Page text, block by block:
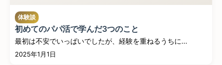
体験談
初めてのパパ活で学んだ3つのこと
最初は不安でいっぱいでしたが、経験を重ねるうちに...
2025年1月1日